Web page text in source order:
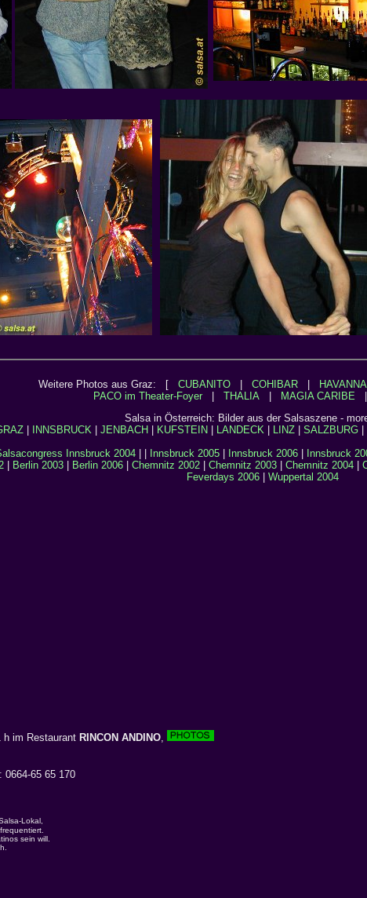
Weitere Photos aus Graz: [ CUBANITO COHIBAR HAVANNA
PACO im Theater-Foyer| THALIA MAGIA CARIBE
Salsa in Österreich: Bilder aus der Salsaszene -
| INNSBRUCK| JENBACH KUFSTEIN LANDECK| LINZ| SALZBURG|
Innsbruck 2004| | Innsbruck 2005| Innsbruck 2006| Innsbruck
Berlin 2003 Berlin 2006 Chemnitz 2002 Chemnitz 2003 Chemnitz 2004
Feverdays 2006
Wuppertal 2004
im Restaurant RINCON ANDINO,
0664-65 65 170
Lokal,
sein will.